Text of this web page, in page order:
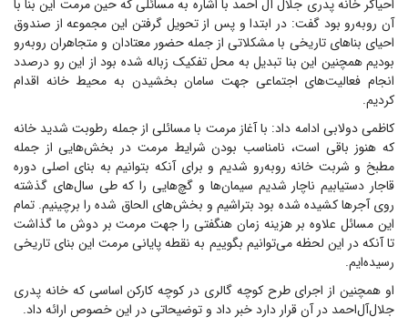
احیاگر خانه پدری جلال آل احمد با اشاره به مسائلی که حین مرمت این بنا با
آن رو‌به‌رو بود گفت: در ابتدا و پس از تحویل گرفتن این مجموعه از صندوق
احیای بنا‌های تاریخی با مشکلاتی از جمله حضور معتادان و متجاهران رو‌به‌رو
بودیم همچنین این بنا تبدیل به محل تفکیک زباله شده بود از این رو درصدد
انجام فعالیت‌های اجتماعی جهت سامان بخشیدن به محیط خانه اقدام
کردیم.
کاظمی دولابی ادامه داد: با آغاز مرمت با مسائلی از جمله رطوبت شدید خانه
که هنوز باقی است، نامناسب بودن شرایط مرمت در بخش‌هایی از جمله
مطبخ و شربت خانه رو‌به‌رو شدیم و برای آنکه بتوانیم به بنای اصلی دوره
قاجار دستیابیم ناچار شدیم سیمان‌ها و گچ‌هایی را که طی سال‌های گذشته
روی آجر‌ها کشیده شده بود بتراشیم و بخش‌های الحاق شده را برچینیم. تمام
این مسائل علاوه بر هزینه زمان هنگفتی را جهت مرمت بر دوش ما گذاشت
تا آنکه در این لحظه می‌توانیم بگوییم به نقطه پایانی مرمت این بنای تاریخی
رسیده‌ایم.
او همچنین از اجرای طرح کوچه گالری در کوچه کارکن اساسی که خانه پدری
جلال‌آل‌احمد در آن قرار دارد خبر داد و توضیحاتی در این خصوص ارائه داد.